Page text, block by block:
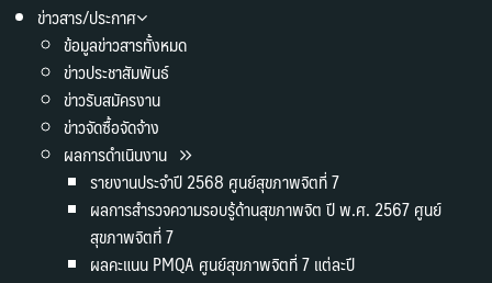
ข่าวสาร/ประกาศ
ข้อมูลข่าวสารทั้งหมด
ข่าวประชาสัมพันธ์
ข่าวรับสมัครงาน
ข่าวจัดซื้อจัดจ้าง
ผลการดำเนินงาน
รายงานประจำปี 2568 ศูนย์สุขภาพจิตที่ 7
ผลการสำรวจความรอบรู้ด้านสุขภาพจิต ปี พ.ศ. 2567 ศูนย์
สุขภาพจิตที่ 7
ผลคะแนน PMQA ศูนย์สุขภาพจิตที่ 7 แต่ละปี